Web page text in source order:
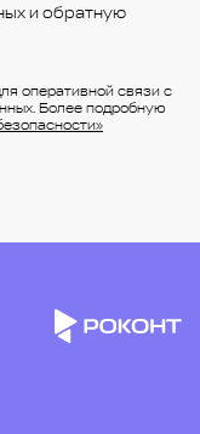
и обратную
оперативной связи с
Более подробную